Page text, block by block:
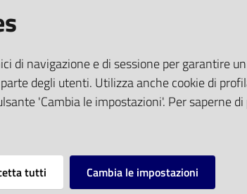
di navigazione e di sessione per garantire
degli utenti. Utilizza anche cookie di
'Cambia le impostazioni'. Per saperne
tutti Cambia le impostazioni